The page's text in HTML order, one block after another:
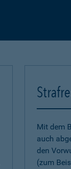
Mit dem
auch
den
(zum